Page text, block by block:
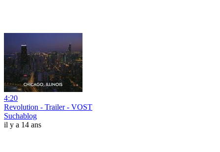
4:20
Revolution - Trailer - VOST
Suchablog
il y a 14 ans